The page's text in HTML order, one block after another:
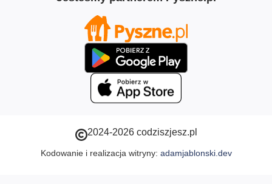
2024-2026 codziszjesz.pl
Kodowanie i realizacja witryny: adamjablonski.dev